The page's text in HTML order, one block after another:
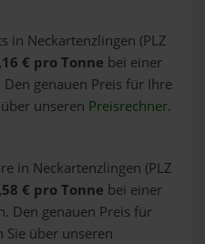
in Neckartenzlingen (PLZ
€ pro Tonne bei einer
genauen Preis für Ihre
unseren Preisrechner.
in Neckartenzlingen (PLZ
€ pro Tonne bei einer
Den genauen Preis für
Sie über unseren